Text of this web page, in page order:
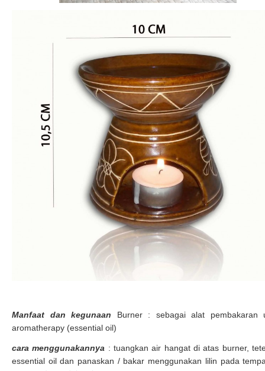
Manfaat dan kegunaan Burner : sebagai alat pembakaran
aromatherapy (essential oil)
cara menggunakannya : tuangkan air hangat di atas burner,
essential oil dan panaskan / bakar menggunakan lilin pada